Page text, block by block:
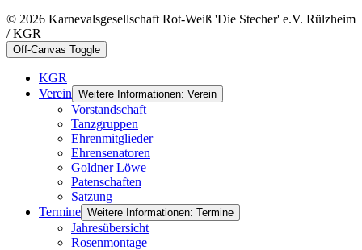
© 2026 Karnevalsgesellschaft Rot-Weiß 'Die Stecher' e.V. Rülzheim
/ KGR
Off-Canvas Toggle
KGR
Verein Weitere Informationen: Verein
Vorstandschaft
Tanzgruppen
Ehrenmitglieder
Ehrensenatoren
Goldner Löwe
Patenschaften
Satzung
Termine Weitere Informationen: Termine
Jahresübersicht
Rosenmontage